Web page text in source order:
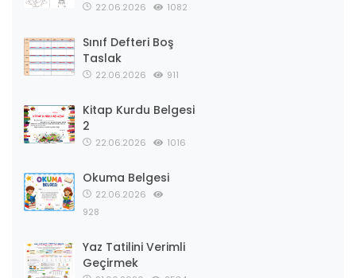
22.06.2026 1082
Sınıf Defteri Boş
Taslak
22.06.2026 911
Kitap Kurdu Belgesi
2
22.06.2026 1016
Okuma Belgesi
22.06.2026
928
Yaz Tatilini Verimli
Geçirmek